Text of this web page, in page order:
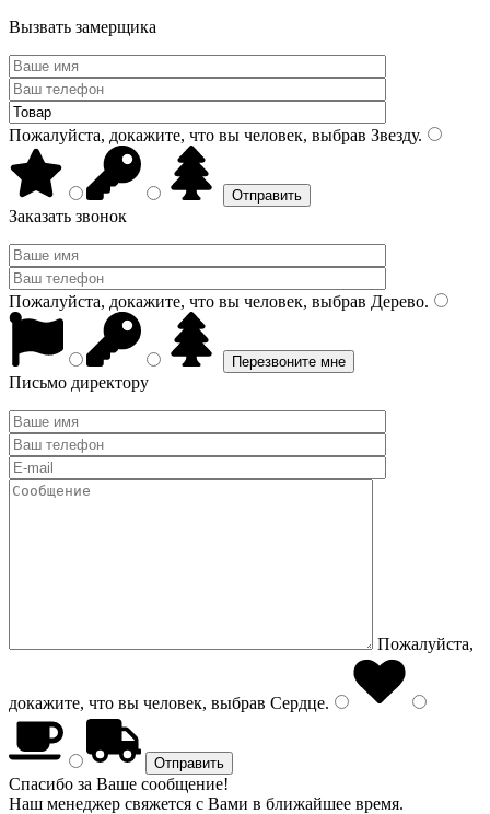
Вызвать замерщика
Пожалуйста, докажите, что вы человек, выбрав Звезду.
Заказать звонок
Пожалуйста, докажите, что вы человек, выбрав Дерево.
Письмо директору
Пожалуйста,
докажите, что вы человек, выбрав Сердце.
Спасибо за Ваше сообщение!
Наш менеджер свяжется с Вами в ближайшее время.